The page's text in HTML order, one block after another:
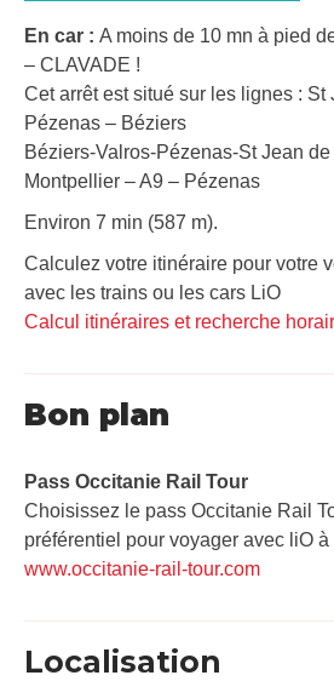
En car : A moins de 10 mn à pied
– CLAVADE !
Cet arrêt est situé sur les lignes : St
Pézenas – Béziers
Béziers-Valros-Pézenas-St Jean
Montpellier – A9 – Pézenas
Environ 7 min (587 m).
Calculez votre itinéraire pour votre
avec les trains ou les cars LiO
Calcul itinéraires et recherche
Bon plan
Pass Occitanie Rail Tour​
Choisissez le pass Occitanie Rail
préférentiel pour voyager avec liO
www.occitanie-rail-tour.com
Localisation